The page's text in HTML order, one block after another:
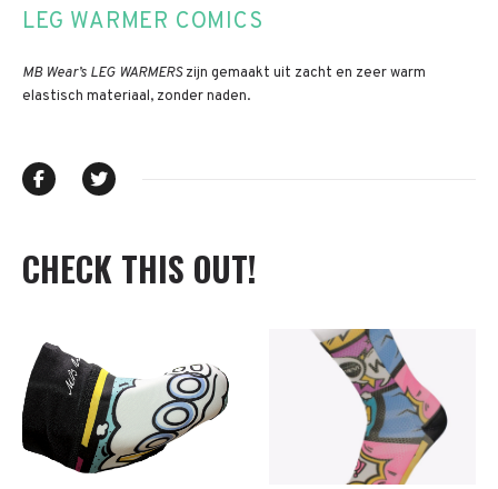
LEG WARMER COMICS
MB Wear’s LEG WARMERSzijn gemaakt uit zacht en zeer warm
elastisch materiaal, zonder naden.
CHECK THIS OUT!